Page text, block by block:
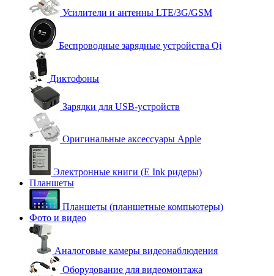
Усилители и антенны LTE/3G/GSM
Беспроводные зарядные устройства Qi
Диктофоны
Зарядки для USB-устройств
Оригинальные аксессуары Apple
Электронные книги (E Ink ридеры)
Планшеты
Планшеты (планшетные компьютеры)
Фото и видео
Аналоговые камеры видеонаблюдения
Оборудование для видеомонтажа